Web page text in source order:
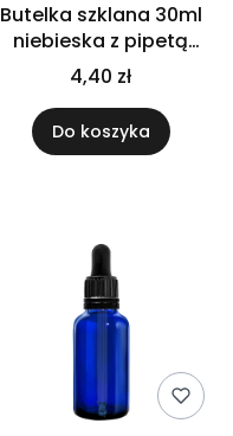
Butelka szklana 30ml
niebieska z pipetą
bambusową
4,40 zł
Do koszyka